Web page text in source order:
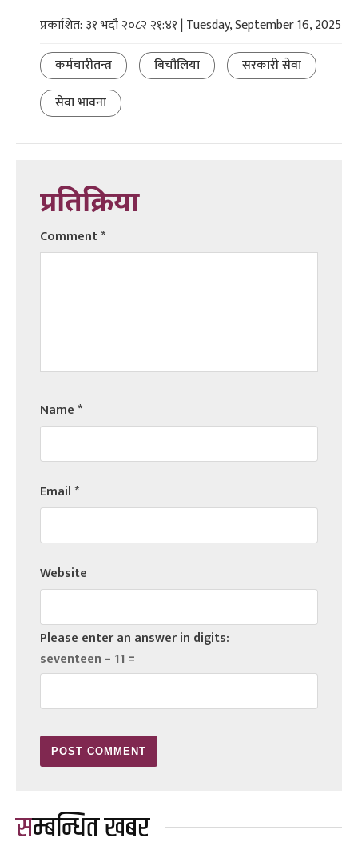
प्रकाशित: ३१ भदौ २०८२ २१:४१ | Tuesday, September 16, 2025
कर्मचारीतन्त्र
बिचौलिया
सरकारी सेवा
सेवा भावना
प्रतिक्रिया
Comment*
Name*
Email*
Website
Please enter an answer in digits:
seventeen − 11 =
सम्बन्धित खबर